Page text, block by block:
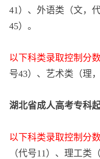
41）、外语类（文，
45）。
以下科类录取控制分
号43）、艺术类（理
湖北省成人高考专科
以下科类录取控制分
（代号11）、理工类